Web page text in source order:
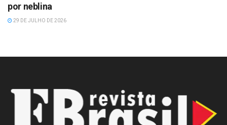
por neblina
29 DE JULHO DE 2026